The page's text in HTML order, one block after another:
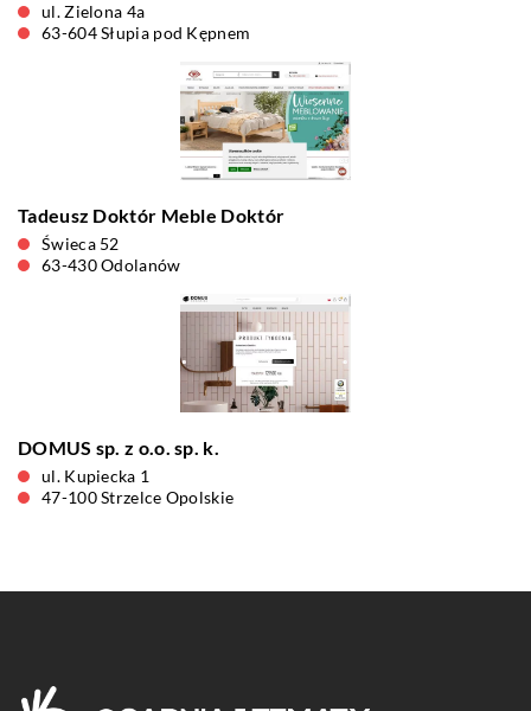
ul. Zielona 4a
63-604 Słupia pod Kępnem
Tadeusz Doktór Meble Doktór
Świeca 52
63-430 Odolanów
DOMUS sp. z o.o. sp. k.
ul. Kupiecka 1
47-100 Strzelce Opolskie